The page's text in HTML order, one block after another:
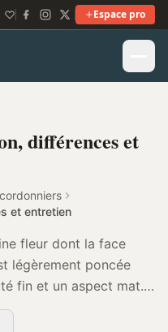
Espace pro
différences et
et entretien
fleur dont la face
légèrement poncée
fin et un aspect mat.
son rend...